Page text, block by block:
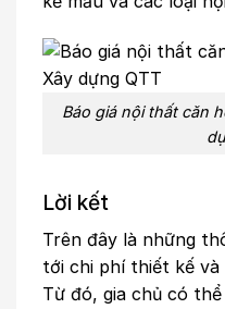
Báo giá nội thất căn
Lời kết
Trên đây là những
tới chi phí thiết kế
Từ đó, gia chủ có